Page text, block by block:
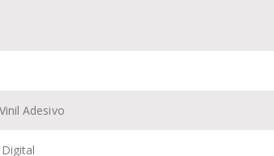
Adesivo